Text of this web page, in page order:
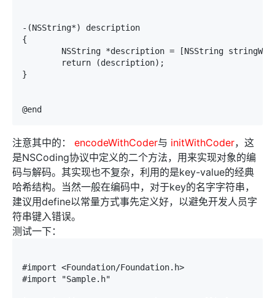
-(NSString*) description
{
}
注意其中的： encodeWithCoder与 initWithCoder，这
是NSCoding协议中定义的二个方法，用来实现对象的编
码与解码。其实现也不复杂，利用的是key-value的经典
哈希结构。当然一般在编码中，对于key的名字字符串，
建议用define以常量方式事先定义好，以避免开发人员字
符串键入错误。
测试一下：
#import <Foundation/Foundation.h>
#import "Sample.h"